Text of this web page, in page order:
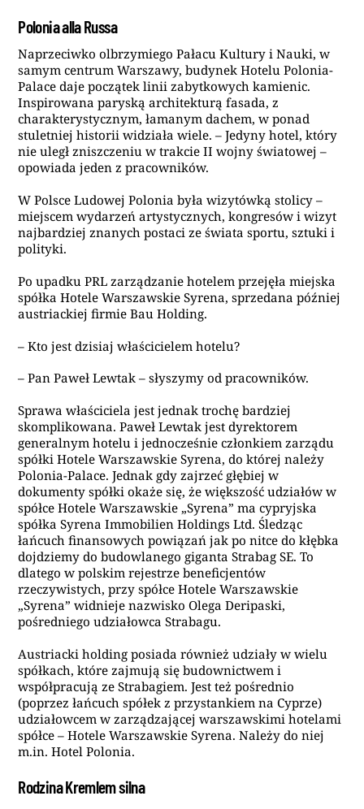
Polonia alla Russa
Naprzeciwko olbrzymiego Pałacu Kultury i Nauki, w
samym centrum Warszawy, budynek Hotelu Polonia-
Palace daje początek linii zabytkowych kamienic.
Inspirowana paryską architekturą fasada, z
charakterystycznym, łamanym dachem, w ponad
stuletniej historii widziała wiele. – Jedyny hotel, który
nie uległ zniszczeniu w trakcie II wojny światowej –
opowiada jeden z pracowników.
W Polsce Ludowej Polonia była wizytówką stolicy –
miejscem wydarzeń artystycznych, kongresów i wizyt
najbardziej znanych postaci ze świata sportu, sztuki i
polityki.
Po upadku PRL zarządzanie hotelem przejęła miejska
spółka Hotele Warszawskie Syrena, sprzedana później
austriackiej firmie Bau Holding.
– Kto jest dzisiaj właścicielem hotelu?
– Pan Paweł Lewtak – słyszymy od pracowników.
Sprawa właściciela jest jednak trochę bardziej
skomplikowana. Paweł Lewtak jest dyrektorem
generalnym hotelu i jednocześnie członkiem zarządu
spółki Hotele Warszawskie Syrena, do której należy
Polonia-Palace. Jednak gdy zajrzeć głębiej w
dokumenty spółki okaże się, że większość udziałów w
spółce Hotele Warszawskie „Syrena” ma cypryjska
spółka Syrena Immobilien Holdings Ltd. Śledząc
łańcuch finansowych powiązań jak po nitce do kłębka
dojdziemy do budowlanego giganta Strabag SE. To
dlatego w polskim rejestrze beneficjentów
rzeczywistych, przy spółce Hotele Warszawskie
„Syrena” widnieje nazwisko Olega Deripaski,
pośredniego udziałowca Strabagu.
Austriacki holding posiada również udziały w wielu
spółkach, które zajmują się budownictwem i
współpracują ze Strabagiem. Jest też pośrednio
(poprzez łańcuch spółek z przystankiem na Cyprze)
udziałowcem w zarządzającej warszawskimi hotelami
spółce – Hotele Warszawskie Syrena. Należy do niej
m.in. Hotel Polonia.
Rodzina Kremlem silna